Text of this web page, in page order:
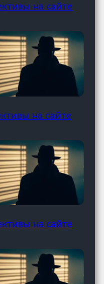
на сайте
на сайте
на сайте